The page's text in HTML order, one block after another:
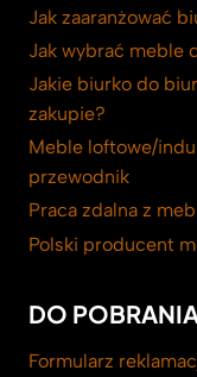
Jak zaaranżować
Jak wybrać meble
Jakie biurko do
zakupie?
Meble loftowe/
przewodnik
Praca zdalna z
Polski producent
DO
Formularz